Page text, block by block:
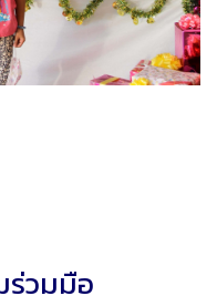
ร่วมมือ